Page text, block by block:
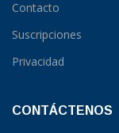
Contacto
Suscripciones
Privacidad
CONTÁCTENOS